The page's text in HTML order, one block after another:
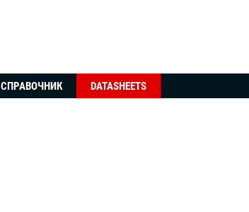
СПРАВОЧНИК DATASHEETS